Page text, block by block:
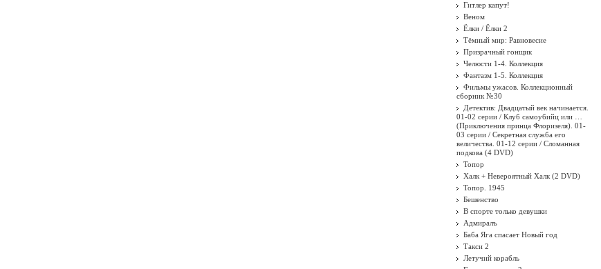
Гитлер капут!
Веном
Ёлки / Ёлки 2
Тёмный мир: Равновесие
Призрачный гонщик
Челюсти 1-4. Коллекция
Фантазм 1-5. Коллекция
Фильмы ужасов. Коллекционный
сборник №30
Детектив: Двадцатый век начинается.
01-02 серии / Клуб самоубийц или …
(Приключения принца Флоризеля). 01-
03 серии / Секретная служба его
величества. 01-12 серии / Сломанная
подкова (4 DVD)
Топор
Халк + Невероятный Халк (2 DVD)
Топор. 1945
Бешенство
В спорте только девушки
Адмиралъ
Баба Яга спасает Новый год
Такси 2
Летучий корабль